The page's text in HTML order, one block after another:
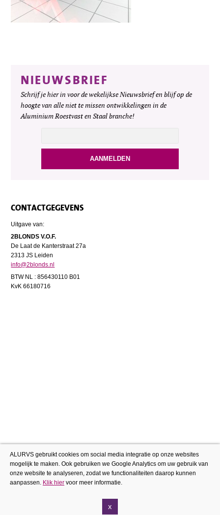
NIEUWSBRIEF
Schrijf je hier in voor de wekelijkse Nieuwsbrief en blijf op de
hoogte van alle niet te missen ontwikkelingen in de
Aluminium Roestvast en Staal branche!
CONTACTGEGEVENS
Uitgave van:
2BLONDS V.O.F.
De Laat de Kanterstraat 27a
2313 JS Leiden
info@2blonds.nl
BTW NL : 856430110 B01
KvK 66180716
ALURVS gebruikt cookies om social media integratie op onze websites
mogelijk te maken. Ook gebruiken we Google Analytics om uw gebruik van
onze website te analyseren, zodat we functionaliteiten daarop kunnen
aanpassen. Klik hier voor meer informatie.
x